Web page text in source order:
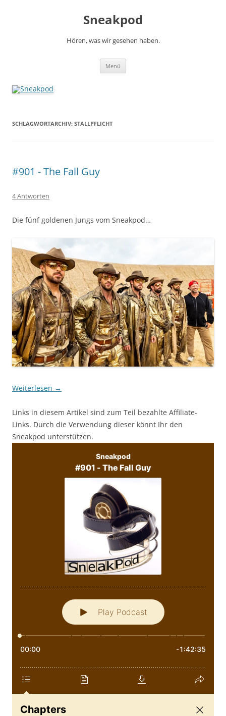
Sneakpod
Hören, was wir gesehen haben.
Menü
SCHLAGWORTARCHIV: STALLPFLICHT
#901 - The Fall Guy
4 Antworten
Die fünf goldenen Jungs vom Sneakpod…
Weiterlesen →
Links in diesem Artikel sind zum Teil bezahlte Affiliate-
Links. Durch die Verwendung dieser könnt Ihr den
Sneakpod unterstützen.